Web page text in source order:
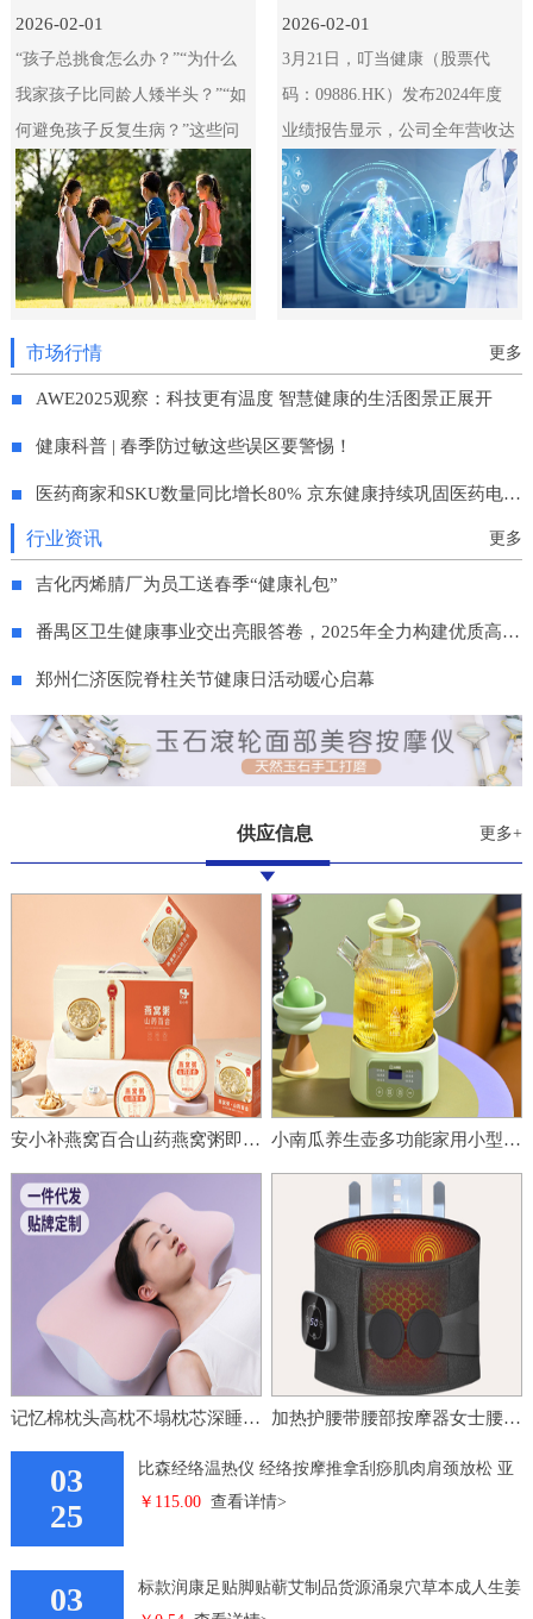
2026-02-01
“孩子总挑食怎么办？”“为什么
我家孩子比同龄人矮半头？”“如
何避免孩子反复生病？”这些问
题困扰着无数家长。儿童健康不
仅关系个体发展，更是家庭与社
会的共同责任。本
2026-02-01
3月21日，叮当健康（股票代
码：09886.HK）发布2024年度
业绩报告显示，公司全年营收达
46.69亿元，毛利额创新高达
15.38亿元，毛利率为32.9%，同
比增长1.8个百分点。通过供应
链优化、数智
市场行情 更多
AWE2025观察：科技更有温度 智慧健康的生活图景正展开
健康科普 | 春季防过敏这些误区要警惕！
医药商家和SKU数量同比增长80% 京东健康持续巩固医药电商领先地位
行业资讯 更多
吉化丙烯腈厂为员工送春季“健康礼包”
番禺区卫生健康事业交出亮眼答卷，2025年全力构建优质高效服务体系
郑州仁济医院脊柱关节健康日活动暖心启幕
供应信息 更多+
安小补燕窝百合山药燕窝粥即食早餐营养便携代餐粥健康零添加速食 小南瓜养生壶多功能家用小型办公室全玻璃新款煮茶器烧水壶花茶壶
记忆棉枕头高枕不塌枕芯深睡枕专用护颈枕助睡眠慢回弹记 忆枕批 加热护腰带腰部按摩器女士腰痛暖腰带充电发热理疗震动热敷按摩仪
03
25
比森经络温热仪 经络按摩推拿刮痧肌肉肩颈放松 亚
马逊跨境按摩器
￥115.00 查看详情>
03
标款润康足贴脚贴蕲艾制品货源涌泉穴草本成人生姜